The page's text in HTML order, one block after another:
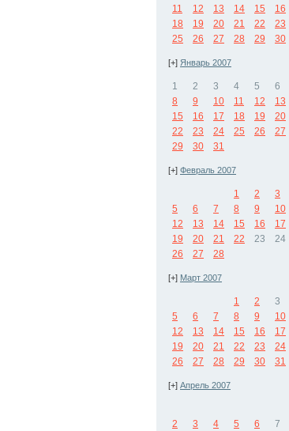
11
12 13 14 15 16
18
19 20 21 22 23
25
26 27 28 29 30
[+] Январь 2007
1 2 3 4 5 6
8
9 10 11 12 13
15
16 17 18 19 20
22
23 24 25 26 27
29
30 31
[+] Февраль 2007
1 2 3
5
6 7 8 9 10
12
13 14 15 16 17
19
20 21 22 23 24
26
27 28
[+] Март 2007
1 2 3
5
6 7 8 9 10
12
13 14 15 16 17
19
20 21 22 23 24
26
27 28 29 30 31
[+] Апрель 2007
2
3 4 5 6 7